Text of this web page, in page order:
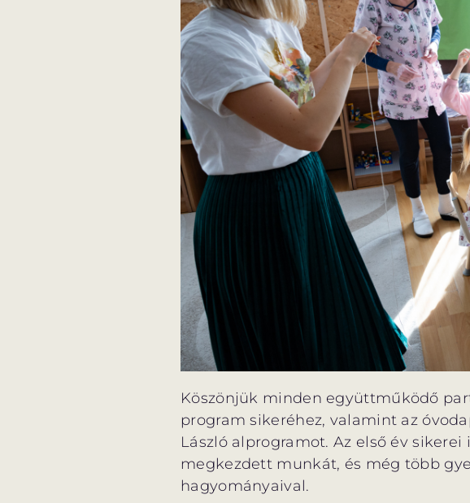
Köszönjük minden együttműködő
program sikeréhez, valamint az
László alprogramot. Az első év
megkezdett munkát, és még több
hagyományaival.